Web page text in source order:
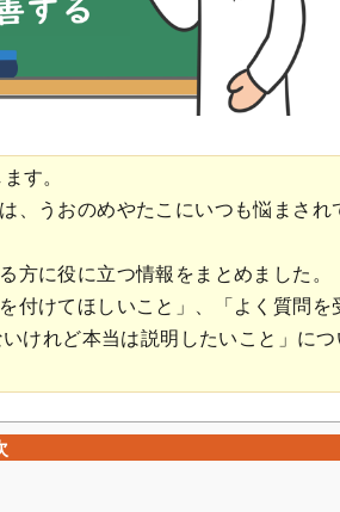
す。
、うおのめやたこにいつも悩まされ
方に役に立つ情報をまとめました。
付けてほしいこと」、「よく質問を
けれど本当は説明したいこと」につ